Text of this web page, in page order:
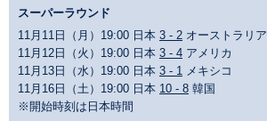
スーパーラウンド
11月11日（月）19:00 日本 3 - 2 オーストラリア
11月12日（火）19:00 日本 3 - 4 アメリカ
11月13日（水）19:00 日本 3 - 1 メキシコ
11月16日（土）19:00 日本 10 - 8 韓国
※開始時刻は日本時間